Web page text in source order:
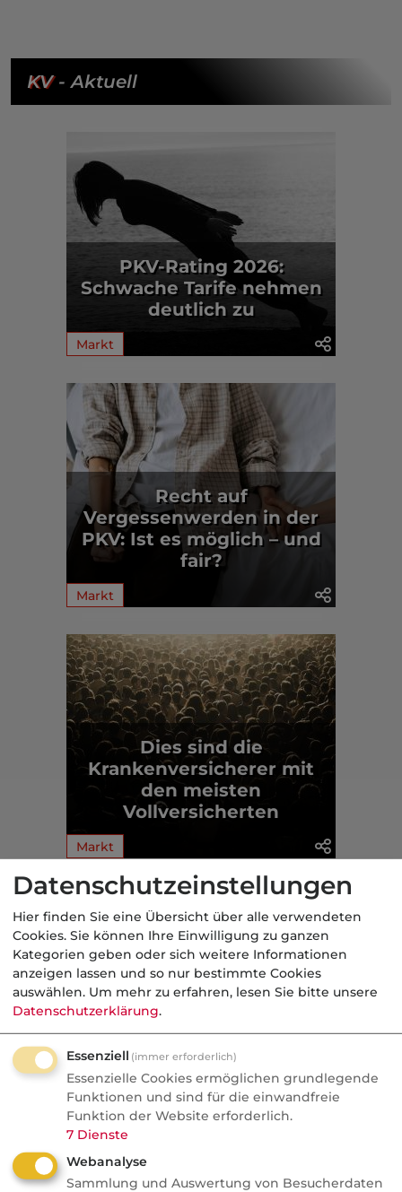
KV- Aktuell
PKV-Rating 2026:
Schwache Tarife nehmen
deutlich zu
Markt
Recht auf
Vergessenwerden in der
PKV: Ist es möglich – und
fair?
Markt
Dies sind die
Krankenversicherer mit
den meisten
Vollversicherten
Markt
Aus der dvb-Redaktion
Politik
Nachrichten
Recht auf Vergessenwerden:
Versicherungsschutz für
Krebsüberlebende?
Fünf Jahre krebsfrei und trotzdem kein
Versicherungsschutz. Die SPD will das
ändern, die Versicherer rechnen dagegen
und fordern bis zu 15 Jahre Wartezeit.
Datenschutzeinstellungen
Hier finden Sie eine Übersicht über alle verwendeten
Cookies. Sie können Ihre Einwilligung zu ganzen
Kategorien geben oder sich weitere Informationen
anzeigen lassen und so nur bestimmte Cookies
auswählen. Um mehr zu erfahren, lesen Sie bitte unsere
Datenschutzerklärung.
Essenziell (immer erforderlich)
Essenzielle Cookies ermöglichen grundlegende
Funktionen und sind für die einwandfreie
Funktion der Website erforderlich.
7 Dienste
Webanalyse
Sammlung und Auswertung von Besucherdaten